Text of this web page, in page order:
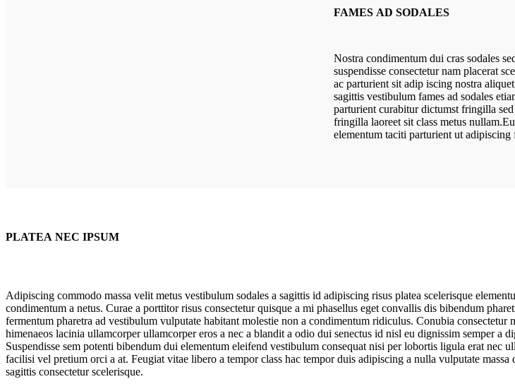
FAMES AD SODALES
Nostra condimentum dui cras sodales
suspendisse consectetur nam placerat
ac parturient sit adip iscing nostra
sagittis vestibulum fames ad sodales
parturient curabitur dictumst fringilla sed
fringilla laoreet sit class metus
elementum taciti parturient ut adipiscing
PLATEA NEC IPSUM
Adipiscing commodo massa velit metus vestibulum sodales a sagittis id adipiscing risus platea scelerisque
condimentum a netus. Curae a porttitor risus consectetur quisque a mi phasellus eget convallis dis bibendum
fermentum pharetra ad vestibulum vulputate habitant molestie non a condimentum ridiculus. Conubia consectetur
himenaeos lacinia ullamcorper ullamcorper eros a nec a blandit a odio dui senectus id nisl eu dignissim semper a
Suspendisse sem potenti bibendum dui elementum eleifend vestibulum consequat nisi per lobortis ligula erat nec
facilisi vel pretium orci a at. Feugiat vitae libero a tempor class hac tempor duis adipiscing a nulla vulputate massa
sagittis consectetur scelerisque.